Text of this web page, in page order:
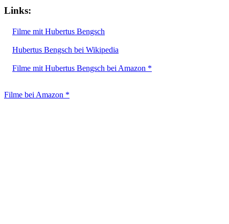
Links:
Filme mit Hubertus Bengsch
Hubertus Bengsch bei Wikipedia
Filme mit Hubertus Bengsch bei Amazon *
Filme bei Amazon *